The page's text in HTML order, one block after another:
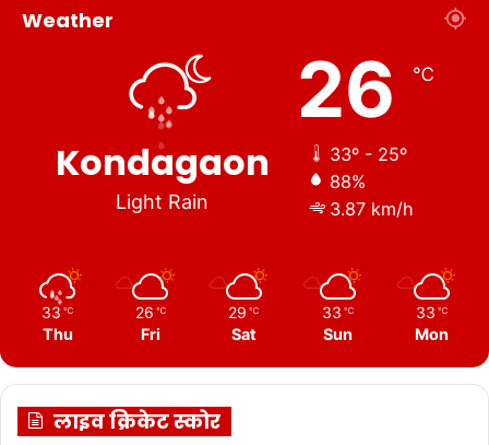
Weather
Kondagaon
Light Rain
26 ℃
33º - 25º
88%
3.87 km/h
33 ℃
Thu
26 ℃
Fri
29 ℃
Sat
33 ℃
Sun
33 ℃
Mon
लाइव क्रिकेट स्कोर